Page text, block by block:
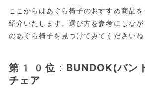
ここからはあぐら椅子のおすすめ商品
紹介いたします。選び方を参考にしなが
のあぐら椅子を見つけてみてくださいね
第10位：BUNDOK(バン
チェア